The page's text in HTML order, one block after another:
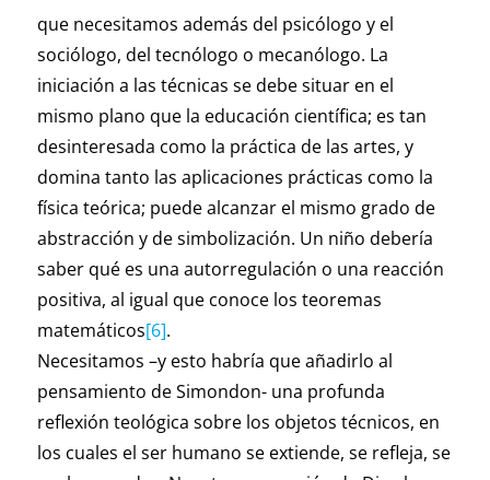
que necesitamos además del psicólogo y el
sociólogo, del tecnólogo o mecanólogo. La
iniciación a las técnicas se debe situar en el
mismo plano que la educación científica; es tan
desinteresada como la práctica de las artes, y
domina tanto las aplicaciones prácticas como la
física teórica; puede alcanzar el mismo grado de
abstracción y de simbolización. Un niño debería
saber qué es una autorregulación o una reacción
positiva, al igual que conoce los teoremas
matemáticos[6].
Necesitamos –y esto habría que añadirlo al
pensamiento de Simondon- una profunda
reflexión teológica sobre los objetos técnicos, en
los cuales el ser humano se extiende, se refleja, se